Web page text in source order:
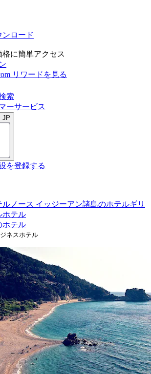
ンロード
に簡単アクセス
リワードを見る
索
ーサービス
JP
を登録する
ル ノース イッジーアン諸島のホテルギリ
ホテル
ホテル
ネスホテル